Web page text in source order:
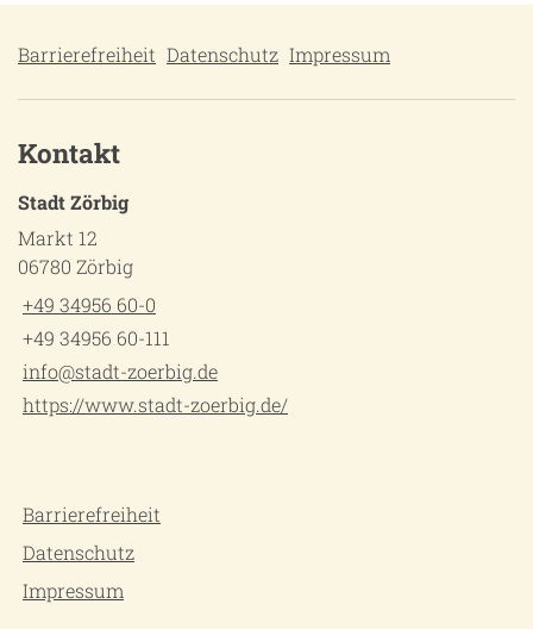
Barrierefreiheit Datenschutz Impressum
Kontakt
Stadt Zörbig
Markt 12
06780 Zörbig
+49 34956 60-0
+49 34956 60-111
info@stadt-zoerbig.de
https://www.stadt-zoerbig.de/
Barrierefreiheit
Datenschutz
Impressum